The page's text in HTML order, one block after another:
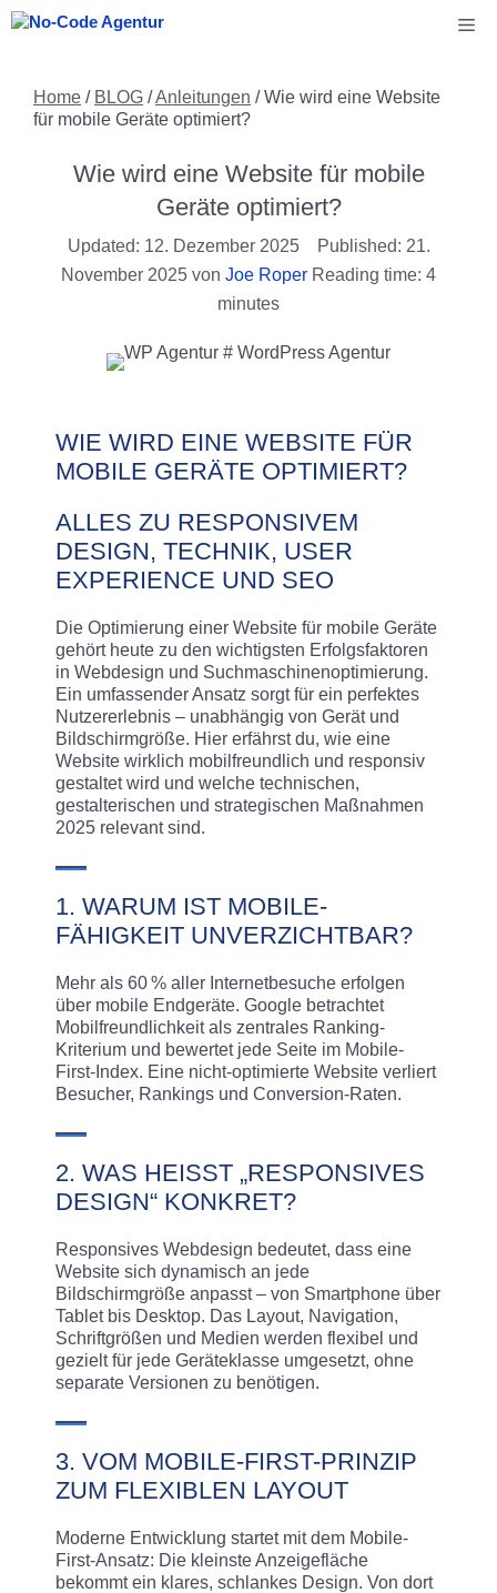
Zum
Inhalt
Home / BLOG /Anleitungen /Wie wird eine Website
für mobile Geräte optimiert?
Wie wird eine Website für mobile
Geräte optimiert?
12. Dezember 2025
21.
November 2025 von Joe Roper Reading time: 4
minutes
WIE WIRD EINE WEBSITE FÜR
MOBILE GERÄTE OPTIMIERT?
ALLES ZU RESPONSIVEM
DESIGN, TECHNIK, USER
EXPERIENCE UND SEO
Die Optimierung einer Website für mobile Geräte
gehört heute zu den wichtigsten Erfolgsfaktoren
in Webdesign und Suchmaschinenoptimierung.
Ein umfassender Ansatz sorgt für ein perfektes
Nutzererlebnis – unabhängig von Gerät und
Bildschirmgröße. Hier erfährst du, wie eine
Website wirklich mobilfreundlich und responsiv
gestaltet wird und welche technischen,
gestalterischen und strategischen Maßnahmen
2025 relevant sind.
1. WARUM IST MOBILE-
FÄHIGKEIT UNVERZICHTBAR?
Mehr als 60 % aller Internetbesuche erfolgen
über mobile Endgeräte. Google betrachtet
Mobilfreundlichkeit als zentrales Ranking-
Kriterium und bewertet jede Seite im Mobile-
First-Index. Eine nicht-optimierte Website verliert
Besucher, Rankings und Conversion-Raten.
2. WAS HEISST „RESPONSIVES D
ESIGN“ KONKRET?
Responsives Webdesign bedeutet, dass eine
Website sich dynamisch an jede
Bildschirmgröße anpasst – von Smartphone über
Tablet bis Desktop. Das Layout, Navigation,
Schriftgrößen und Medien werden flexibel und
gezielt für jede Geräteklasse umgesetzt, ohne
separate Versionen zu benötigen.
3. VOM MOBILE-FIRST-PRINZIP
ZUM FLEXIBLEN LAYOUT
Moderne Entwicklung startet mit dem Mobile-
First-Ansatz: Die kleinste Anzeigefläche
bekommt ein klares, schlankes Design. Von dort